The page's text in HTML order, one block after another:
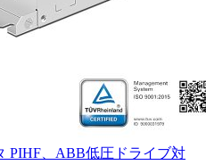
PIHF、ABB低圧ドライブ対